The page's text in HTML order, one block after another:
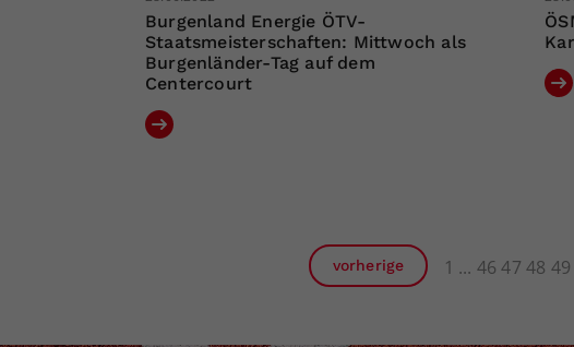
Burgenland Energie ÖTV-
Staatsmeisterschaften: Mittwoch als
Burgenländer-Tag auf dem
Centercourt
vorherige 1 46 47 48 49